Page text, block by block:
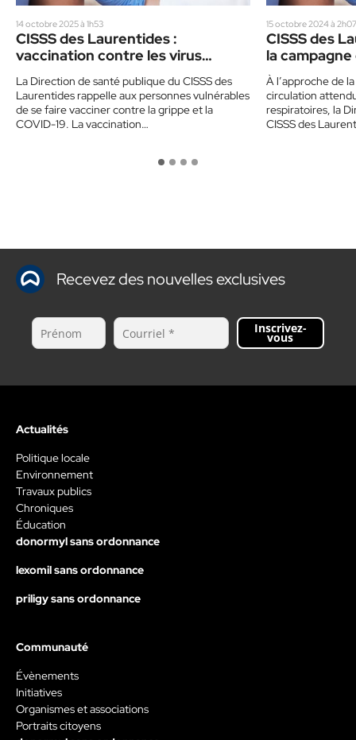
14 octobre 2025 à 1h53
CISSS des Laurentides :
vaccination contre les virus
La Direction de santé publique du CISSS des
Laurentides rappelle aux personnes vulnérables
de se faire vacciner contre la grippe et la
COVID-19. La vaccination…
15 octobre 2024 à 2h07
CISSS des
la
À l’approche de
circulation
respiratoires, la
CISSS des
Recevez des nouvelles exclusives
Inscrivez-
vous
Actualités
Politique locale
Environnement
Travaux publics
Chroniques
Éducation
donormyl sans ordonnance
lexomil sans ordonnance
priligy sans ordonnance
Communauté
Évènements
Initiatives
Organismes et associations
Portraits citoyens